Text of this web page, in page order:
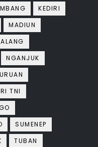
KEDIRI
MADIUN
NGANJUK
TNI
SUMENEP
TUBAN